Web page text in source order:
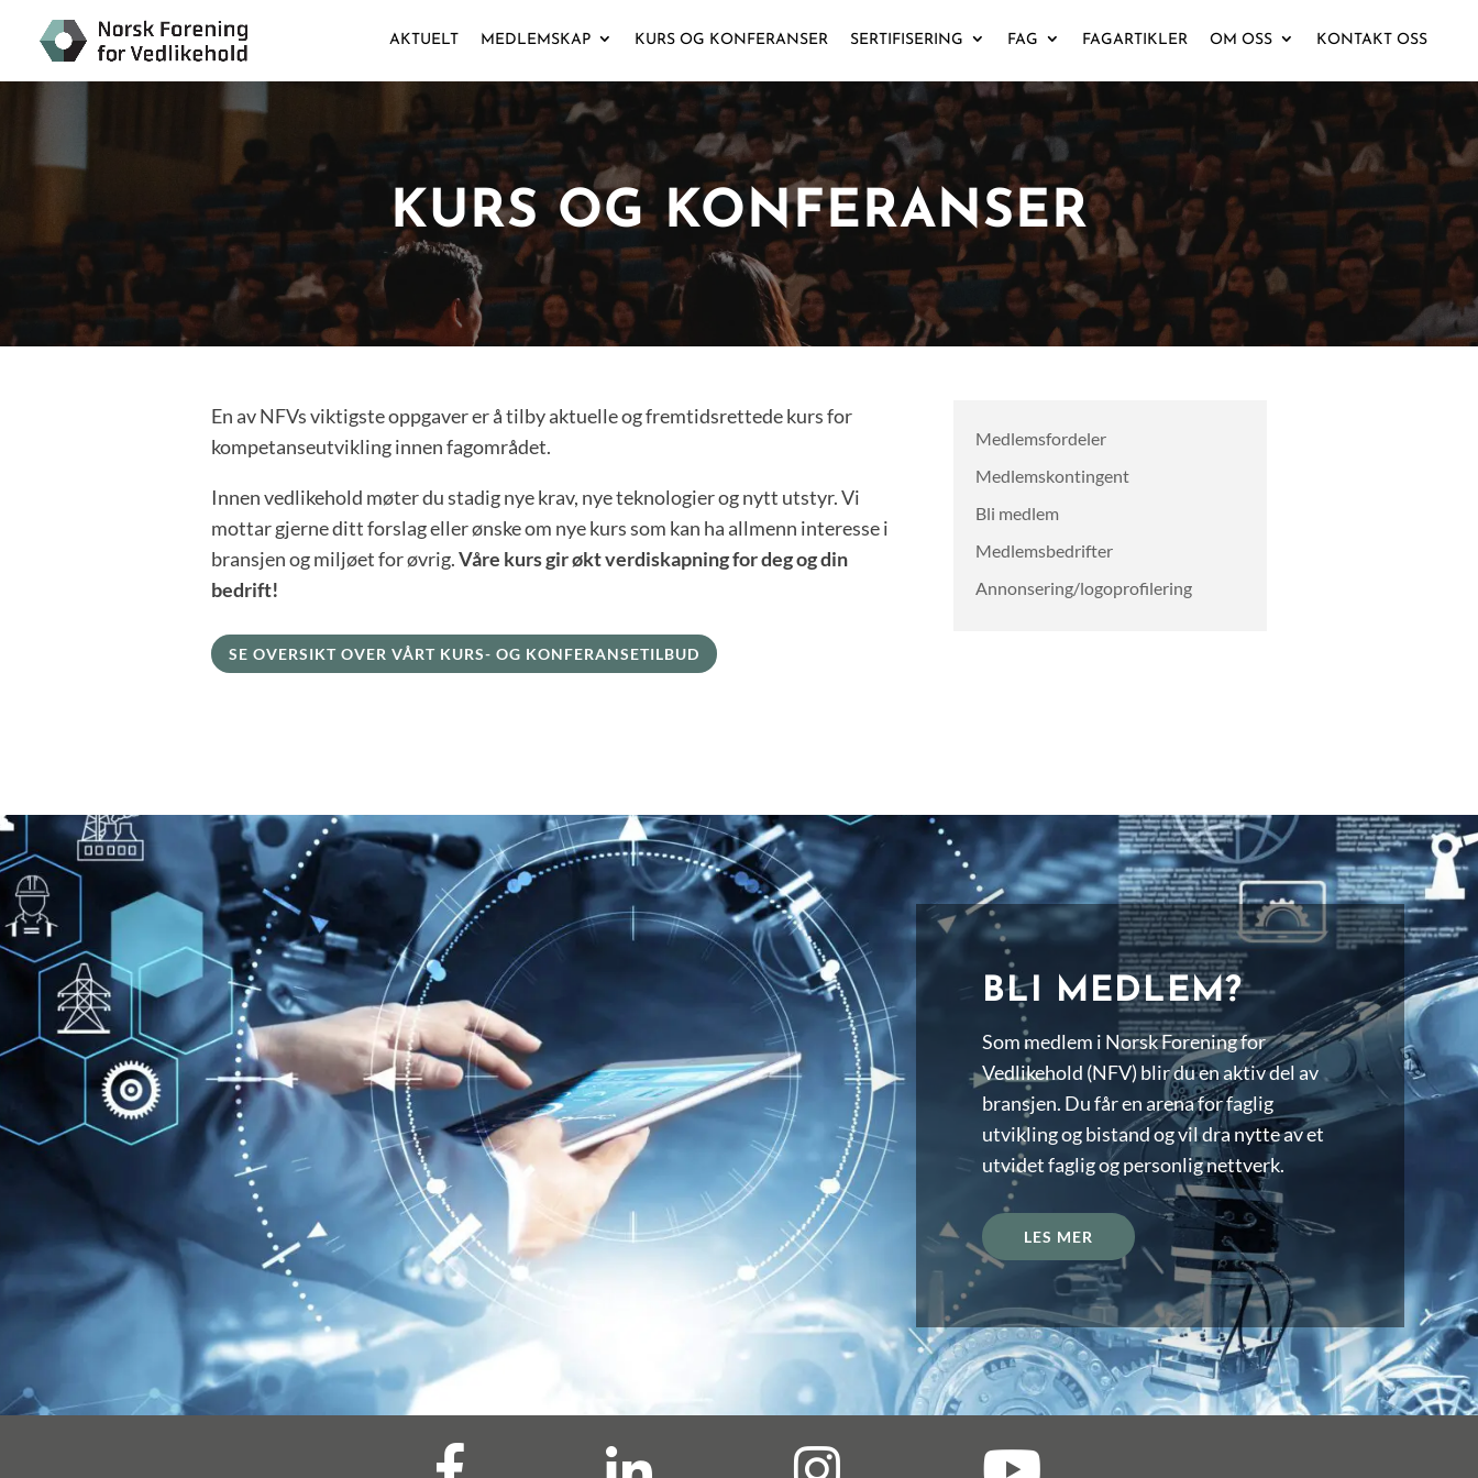
AKTUELT MEDLEMSKAP KURS OG KONFERANSER SERTIFISERING FAG FAGARTIKLER OM OSS KONTAKT OSS
KURS OG KONFERANSER
En av NFVs viktigste oppgaver er å tilby aktuelle og fremtidsrettede kurs for
kompetanseutvikling innen fagområdet.
Innen vedlikehold møter du stadig nye krav, nye teknologier og nytt utstyr. Vi
mottar gjerne ditt forslag eller ønske om nye kurs som kan ha allmenn interesse i
bransjen og miljøet for øvrig.Våre kurs gir økt verdiskapning for deg og din
bedrift!
SE OVERSIKT OVER VÅRT KURS- OG KONFERANSETILBUD
Medlemsfordeler
Medlemskontingent
Bli medlem
Medlemsbedrifter
Annonsering/logoprofilering
BLI MEDLEM?
Som medlem i Norsk Forening for
Vedlikehold (NFV) blir du en aktiv del av
bransjen. Du får en arena for faglig
utvikling og bistand og vil dra nytte av et
utvidet faglig og personlig nettverk.
LES MER